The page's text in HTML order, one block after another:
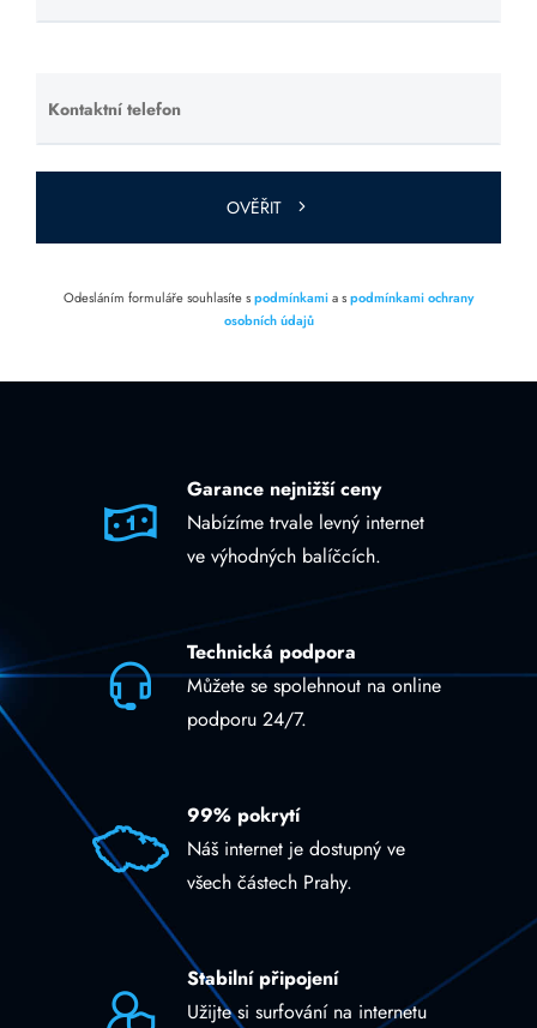
toto pole
Kontaktní telefon
Ponechte
toto pole
prázdné.
OVĚŘIT
Odesláním formuláře souhlasíte spodmínkamia spodmínkami ochrany
osobních údajů
Garance nejnižší ceny
Nabízíme trvale levný internet
ve výhodných balíčcích.
Technická podpora
Můžete se spolehnout na online
podporu 24/7.
99% pokrytí
Náš internet je dostupný ve
všech částech Prahy.
Stabilní připojení
Užijte si surfování na internetu